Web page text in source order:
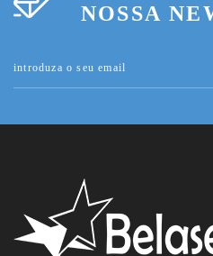
NOSSA